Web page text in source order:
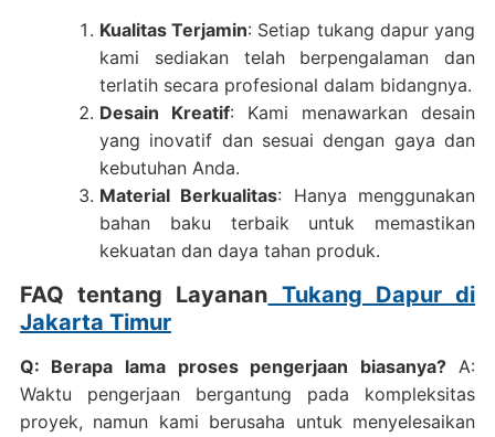
Kualitas Terjamin: Setiap tukang dapur yang
kami sediakan telah berpengalaman dan
terlatih secara profesional dalam bidangnya.
Desain Kreatif: Kami menawarkan desain
yang inovatif dan sesuai dengan gaya dan
kebutuhan Anda.
Material Berkualitas: Hanya menggunakan
bahan baku terbaik untuk memastikan
kekuatan dan daya tahan produk.
FAQ tentang Layanan Tukang Dapur di
Jakarta Timur
Q: Berapa lama proses pengerjaan biasanya?A:
Waktu pengerjaan bergantung pada kompleksitas
proyek, namun kami berusaha untuk menyelesaikan